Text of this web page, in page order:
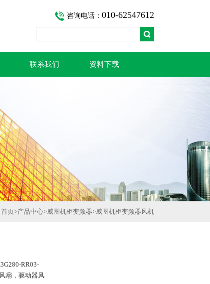
咨询电话： 010-62547612
联系我们 资料下载
首页>产品中心>威图机柜变频器>威图机柜变频器风机
RR03-
扇，驱动器风